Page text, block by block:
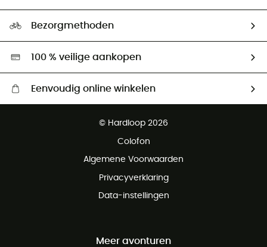
Ambassadeurs
Hardgreen
Bezorgmethoden
100 % veilige aankopen
Eenvoudig online winkelen
Gratis retourneren binnen 100 dagen
© Hardloop 2026
Colofon
Algemene Voorwaarden
Privacyverklaring
Data-instellingen
Meer avonturen